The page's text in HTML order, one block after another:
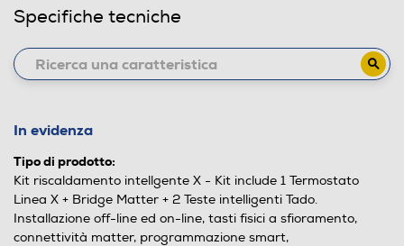
Specifiche tecniche
In evidenza
Tipo di prodotto:
Kit riscaldamento intellgente X - Kit include 1 Termostato
Linea X + Bridge Matter + 2 Teste intelligenti Tado.
Installazione off-line ed on-line, tasti fisici a sfioramento,
connettività matter, programmazione smart,